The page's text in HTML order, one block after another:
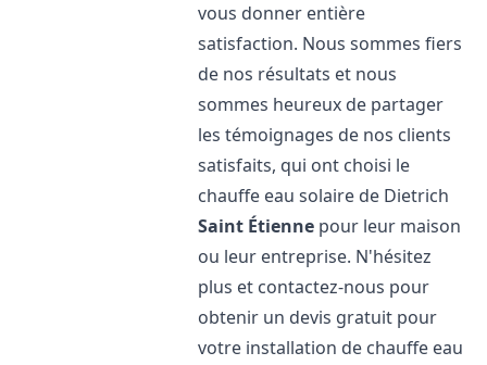
vous donner entière
satisfaction. Nous sommes fiers
de nos résultats et nous
sommes heureux de partager
les témoignages de nos clients
satisfaits, qui ont choisi le
chauffe eau solaire de Dietrich
Saint Étienne pour leur maison
ou leur entreprise. N'hésitez
plus et contactez-nous pour
obtenir un devis gratuit pour
votre installation de chauffe eau